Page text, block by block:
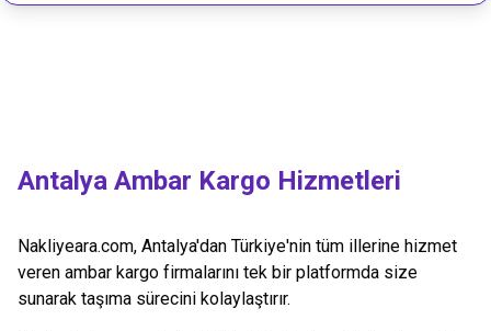
Antalya Ambar Kargo Hizmetleri
Nakliyeara.com, Antalya'dan Türkiye'nin tüm illerine hizmet
veren ambar kargo firmalarını tek bir platformda size
sunarak taşıma sürecini kolaylaştırır.